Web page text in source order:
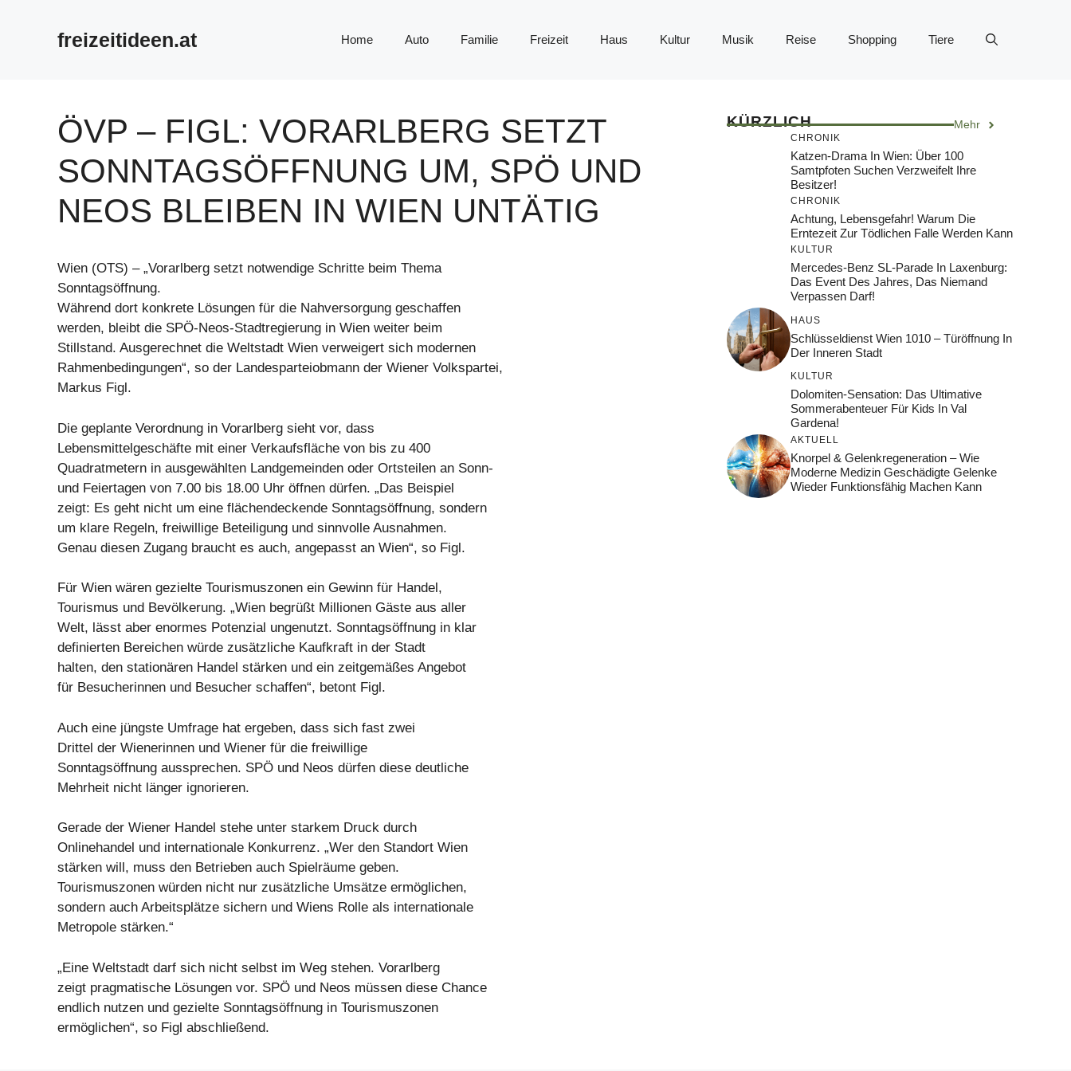
freizeitideen.at Home Auto Familie Freizeit Haus Kultur Musik Reise Shopping Tiere
ÖVP – FIGL: VORARLBERG SETZT
SONNTAGSÖFFNUNG UM, SPÖ UND
NEOS BLEIBEN IN WIEN UNTÄTIG
Wien (OTS) – „Vorarlberg setzt notwendige Schritte beim Thema
Sonntagsöffnung.
Während dort konkrete Lösungen für die Nahversorgung geschaffen
werden, bleibt die SPÖ-Neos-Stadtregierung in Wien weiter beim
Stillstand. Ausgerechnet die Weltstadt Wien verweigert sich modernen
Rahmenbedingungen“, so der Landesparteiobmann der Wiener Volkspartei,
Markus Figl.
Die geplante Verordnung in Vorarlberg sieht vor, dass
Lebensmittelgeschäfte mit einer Verkaufsfläche von bis zu 400
Quadratmetern in ausgewählten Landgemeinden oder Ortsteilen an Sonn-
und Feiertagen von 7.00 bis 18.00 Uhr öffnen dürfen. „Das Beispiel
zeigt: Es geht nicht um eine flächendeckende Sonntagsöffnung, sondern
um klare Regeln, freiwillige Beteiligung und sinnvolle Ausnahmen.
Genau diesen Zugang braucht es auch, angepasst an Wien“, so Figl.
Für Wien wären gezielte Tourismuszonen ein Gewinn für Handel,
Tourismus und Bevölkerung. „Wien begrüßt Millionen Gäste aus aller
Welt, lässt aber enormes Potenzial ungenutzt. Sonntagsöffnung in klar
definierten Bereichen würde zusätzliche Kaufkraft in der Stadt
halten, den stationären Handel stärken und ein zeitgemäßes Angebot
für Besucherinnen und Besucher schaffen“, betont Figl.
Auch eine jüngste Umfrage hat ergeben, dass sich fast zwei
Drittel der Wienerinnen und Wiener für die freiwillige
Sonntagsöffnung aussprechen. SPÖ und Neos dürfen diese deutliche
Mehrheit nicht länger ignorieren.
Gerade der Wiener Handel stehe unter starkem Druck durch
Onlinehandel und internationale Konkurrenz. „Wer den Standort Wien
stärken will, muss den Betrieben auch Spielräume geben.
Tourismuszonen würden nicht nur zusätzliche Umsätze ermöglichen,
sondern auch Arbeitsplätze sichern und Wiens Rolle als internationale
Metropole stärken.“
„Eine Weltstadt darf sich nicht selbst im Weg stehen. Vorarlberg
zeigt pragmatische Lösungen vor. SPÖ und Neos müssen diese Chance
endlich nutzen und gezielte Sonntagsöffnung in Tourismuszonen
ermöglichen“, so Figl abschließend.
KÜRZLICH Mehr
CHRONIK
Katzen-Drama In Wien: Über 100
Samtpfoten Suchen Verzweifelt Ihre
Besitzer!
CHRONIK
Achtung, Lebensgefahr! Warum Die
Erntezeit Zur Tödlichen Falle Werden Kann
KULTUR
Mercedes-Benz SL-Parade In Laxenburg:
Das Event Des Jahres, Das Niemand
Verpassen Darf!
HAUS
Schlüsseldienst Wien 1010 – Türöffnung In
Der Inneren Stadt
KULTUR
Dolomiten-Sensation: Das Ultimative
Sommerabenteuer Für Kids In Val
Gardena!
AKTUELL
Knorpel & Gelenkregeneration – Wie
Moderne Medizin Geschädigte Gelenke
Wieder Funktionsfähig Machen Kann